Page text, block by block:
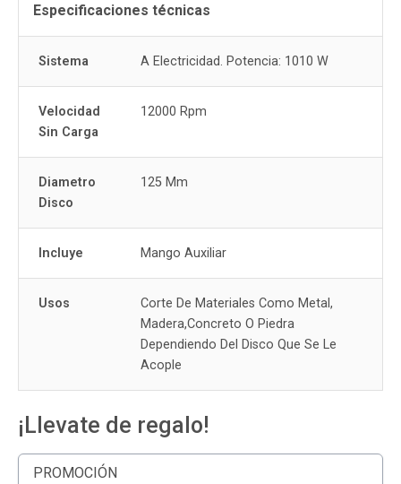
Especificaciones técnicas
Sistema A Electricidad. Potencia: 1010 W
Velocidad
Sin Carga
12000 Rpm
Diametro
Disco
125 Mm
Incluye Mango Auxiliar
Usos
Corte De Materiales Como Metal,
Madera,Concreto O Piedra
Dependiendo Del Disco Que Se Le
Acople
¡Llevate de regalo!
PROMOCIÓN